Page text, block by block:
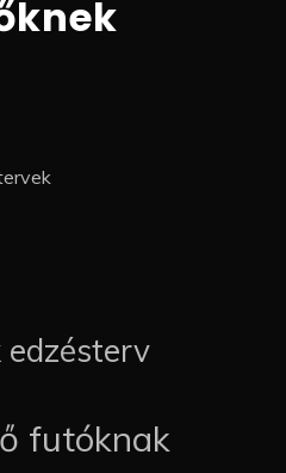
edzésterv
futóknak